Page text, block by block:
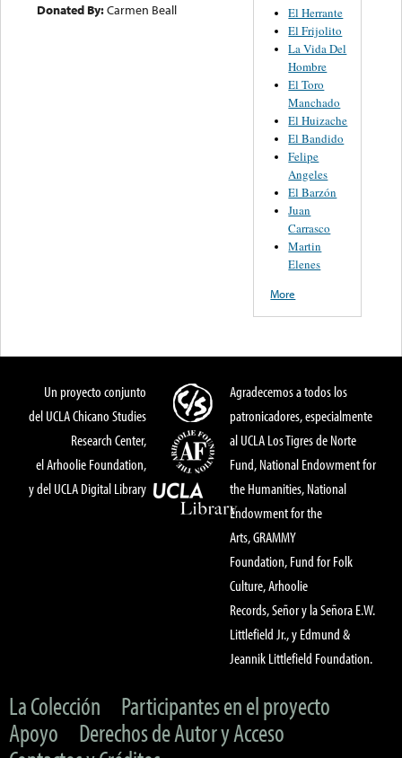
Donated By:Carmen Beall
El Herrante
El Frijolito
La Vida Del
Hombre
El Toro
Manchado
El Huizache
El Bandido
Felipe
Angeles
El Barzón
Juan
Carrasco
Martin
Elenes
More
Un proyecto conjunto
del UCLA Chicano Studies
Research Center,
el Arhoolie Foundation,
y del UCLA Digital Library
Agradecemos a todos los
patronicadores, especialmente
al UCLA Los Tigres de Norte
Fund, National Endowment for
the Humanities, National
Endowment for the
Arts, GRAMMY
Foundation, Fund for Folk
Culture, Arhoolie
Records, Señor y la Señora E.W.
Littlefield Jr., y Edmund &
Jeannik Littlefield Foundation.
La Colección
Participantes en el proyecto
Apoyo
Derechos de Autor y Acceso